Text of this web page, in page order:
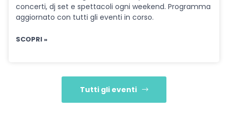
concerti, dj set e spettacoli ogni weekend. Programma
aggiornato con tutti gli eventi in corso.
SCOPRI »
Tutti gli eventi